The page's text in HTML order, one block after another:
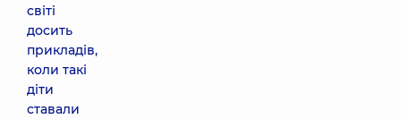
світі
досить
прикладів,
коли такі
діти
ставали